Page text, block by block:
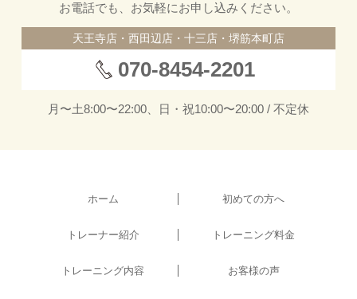
お電話でも、お気軽にお申し込みください。
天王寺店・西田辺店・十三店・堺筋本町店
070-8454-2201
月〜土8:00〜22:00、日・祝10:00〜20:00 / 不定休
ホーム 初めての方へ
トレーナー紹介 トレーニング料金
トレーニング内容 お客様の声